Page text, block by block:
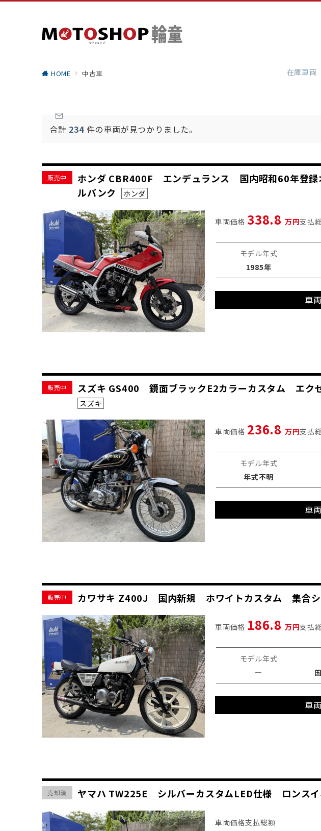
在庫車両
HOME 中古車
合計 234件の車両が見つかりました。
販売中
ホンダ CBR400F エンデュランス 国内昭和60年登
ルバンク
ホンダ
車両価格 338.8 万円支払
モデル年式
1985年
車
販売中 スズキ GS400 鏡面ブラックE2カラーカスタム エ
スズキ
車両価格 236.8 万円支払
モデル年式
年式不明
車
販売中 カワサキ Z400J 国内新規 ホワイトカスタム 集合
車両価格 186.8 万円支払
モデル年式
―
車
売却済 ヤマハ TW225E シルバーカスタムLED仕様 ロンス
車両価格支払総額